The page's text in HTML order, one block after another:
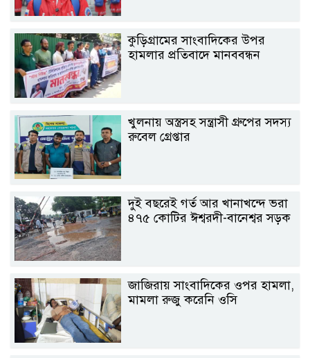
কুড়িগ্রামের সাংবাদিকের উপর
হামলার প্রতিবাদে মানববন্ধন
খুলনায় অস্ত্রসহ সন্ত্রাসী গ্রুপের সদস্য
রুবেল গ্রেপ্তার
দুই বছরেই গর্ত আর খানাখন্দে ভরা
৪৭৫ কোটির ঈশ্বরদী-বানেশ্বর সড়ক
জাজিরায় সাংবাদিকের ওপর হামলা,
মামলা রুজু করেনি ওসি